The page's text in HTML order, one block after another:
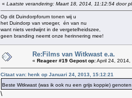
« Laatste verandering: Maart 18, 2014, 11:12:54 door
Op dit Duindorpforum tonen wij u
het Duindorp van vroeger, én van nu
want niets verdwijnt in de vergetelheidszee,
geen branding neemt onze herinnering mee!
Re:Films van Witkwast e.a.
« Reageer #19 Gepost op:April 24,
Citaat van: henk op Januari 24, 2013, 15:12:21
Beste Witkwast (was ik ook nu een grijs koppie)
\